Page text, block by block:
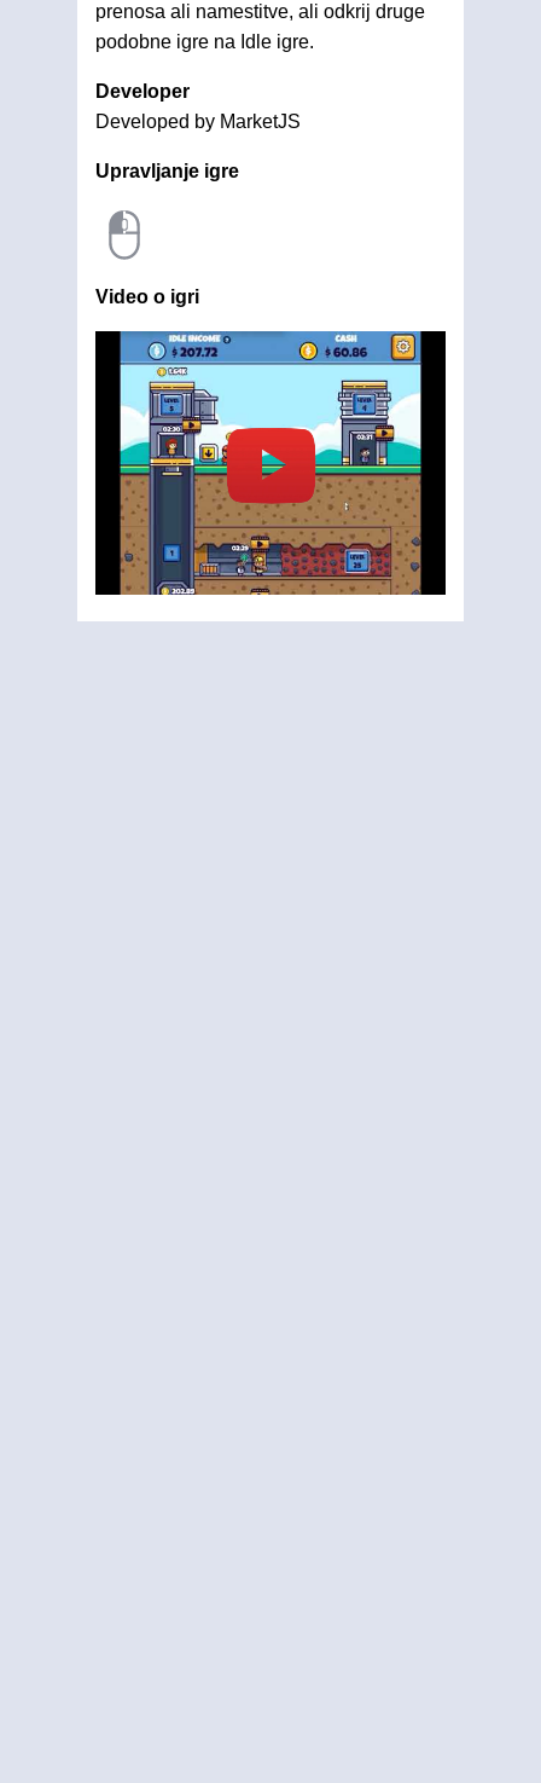
prenosa ali namestitve, ali odkrij druge
podobne igre na Idle igre.
Developer
Developed by MarketJS
Upravljanje igre
Video o igri